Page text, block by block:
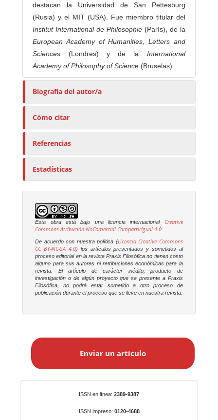
destacan la Universidad de San Pettesburg
(Rusia) y el MIT (USA). Fue miembro titular del
Institut International de Philosophie (París), de la
European Academy of Humanities, Letters and
Sciences (Londres) y de la International
Academy of Philosophy of Science (Bruselas).
Biografía del autor/a
Cómo citar
Referencias
Estadísticas
Esta obra está bajo una licencia internacional
Creative
Commons Atribución-NoComercial-CompartirIgual 4.0
De acuerdo con nuestra política (Licencia Creative Commons
CC BY-NC-SA 4.0) los artículos presentados y sometidos al
proceso editorial en la revistaPraxis Filosófica no tienen costo
alguno para sus autores ni retribuciones económicas para la
revista. El artículo de carácter inédito, producto de
investigación o de algún proyecto que se presente a Praxis
Filosófica , no podrá estar sometido a otro proceso de
publicación durante el proceso que se lleve en nuestra revista.
a
Enviar un artículo
ISSN en línea: 2389-9387
ISSN impreso: 0120-4688